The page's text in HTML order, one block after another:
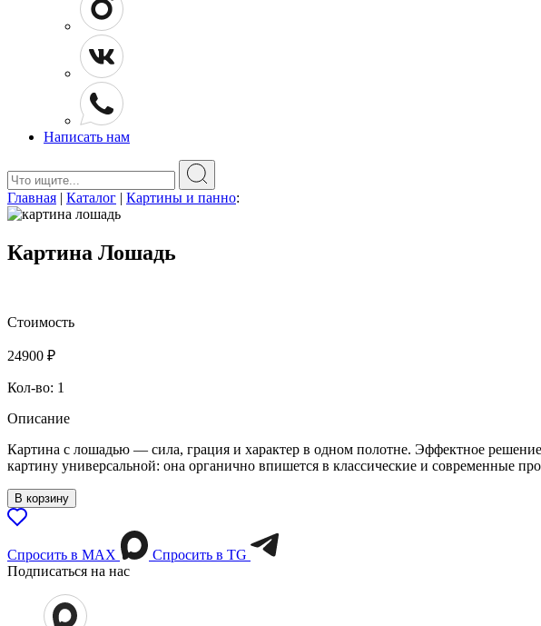
Написать нам
Главная | Каталог | Картины и панно:
Картина Лошадь
Стоимость
24900 ₽
Кол-во: 1
Описание
Картина с лошадью — сила, грация и характер в одном полотне. Эффектное
картину универсальной: она органично впишется в классические и современные
В корзину
Спросить в МАХ
Спросить в TG
Подписаться на нас